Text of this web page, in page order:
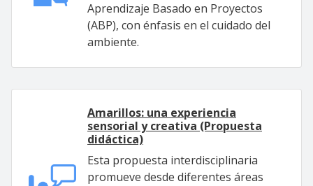
Aprendizaje Basado en Proyectos
(ABP), con énfasis en el cuidado del
ambiente.
Amarillos: una experiencia
sensorial y creativa (Propuesta
didáctica)
Esta propuesta interdisciplinaria
promueve desde diferentes áreas